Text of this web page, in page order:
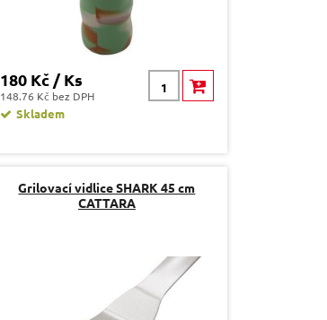
180 Kč / Ks
148.76 Kč bez DPH
Skladem
Grilovací vidlice SHARK 45 cm
CATTARA